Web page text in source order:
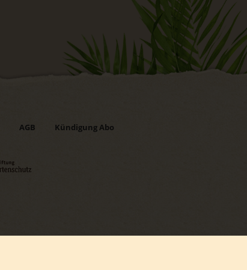
AGB Kündigung Abo